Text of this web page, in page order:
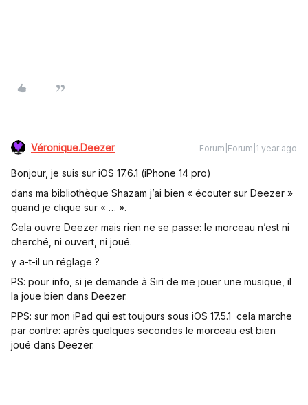
Véronique.Deezer Forum|Forum|1 year ago
Bonjour, je suis sur iOS 17.6.1 (iPhone 14 pro)
dans ma bibliothèque Shazam j’ai bien « écouter sur Deezer »
quand je clique sur « … ».
Cela ouvre Deezer mais rien ne se passe: le morceau n’est ni
cherché, ni ouvert, ni joué.
y a-t-il un réglage ?
PS: pour info, si je demande à Siri de me jouer une musique, il
la joue bien dans Deezer.
PPS: sur mon iPad qui est toujours sous iOS 17.5.1 cela marche
par contre: après quelques secondes le morceau est bien
joué dans Deezer.